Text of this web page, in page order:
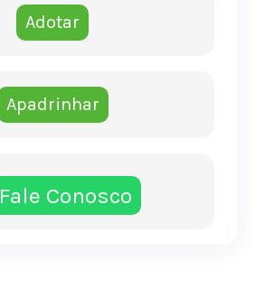
Adotar
Apadrinhar
Fale Conosco